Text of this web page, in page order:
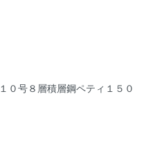
号８層積層鋼ペティ１５０